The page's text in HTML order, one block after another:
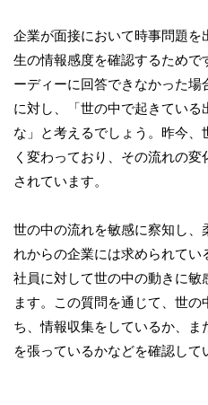
企業が面接において時事問題
生の情報感度を確認するため
ーディーに回答できなかった
に対し、「世の中で起きてい
な」と考えるでしょう。昨今
く変わっており、その流れの
されています。
世の中の流れを敏感に察知し、
れからの企業には求められてい
社員に対して世の中の動きに
ます。この質問を通じて、世
ち、情報収集をしているか、
を張っているかなどを確認して